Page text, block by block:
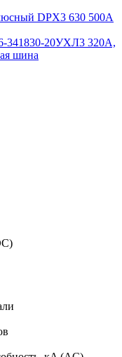
DPX3 630 500А
341830-20УХЛ3 320А,
шина